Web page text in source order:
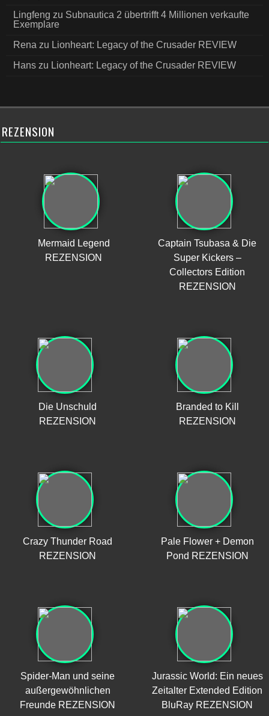
Lingfeng zu Subnautica 2 übertrifft 4 Millionen verkaufte
Exemplare
Rena zu Lionheart: Legacy of the Crusader REVIEW
Hans zu Lionheart: Legacy of the Crusader REVIEW
REZENSION
Mermaid Legend
REZENSION
Captain Tsubasa & Die
Super Kickers –
Collectors Edition
REZENSION
Die Unschuld
REZENSION
Branded to Kill
REZENSION
Crazy Thunder Road
REZENSION
Pale Flower + Demon
Pond REZENSION
Spider-Man und seine
außergewöhnlichen
Freunde REZENSION
Jurassic World: Ein neues
Zeitalter Extended Edition
BluRay REZENSION